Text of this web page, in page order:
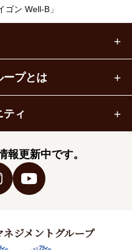
ゴン Well-B」
ープとは
ティ
報更新中です。
ネジメントグループ